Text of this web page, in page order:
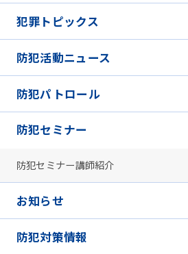
犯罪トピックス
防犯活動ニュース
防犯パトロール
防犯セミナー
防犯セミナー講師紹介
お知らせ
防犯対策情報